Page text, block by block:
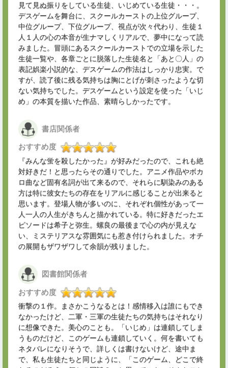
見て見ぬ振りをしている生徒、いじめている生徒・・・。
デスゲームを舞台に、スクールカーストの上位グループ、
中位グループ、下位グループ、視点が次々代わり、生徒１
人１人の心の本音が生ナマしくリアルで、夢中になって読
みました。冒頭にあるスクールカーストでの立場を示した
生徒一覧や、各章ごとに脱落した生徒名と「あと〇人」の
表記娯楽小説的な、デスゲームの作法はしっかり忠実。で
すが、読了後に残る気持ちは胸にとげが刺さったような切
ない気持ちでした。デスゲームという設定を使った「いじ
め」の本質を描いた作品、素晴らしかったです。
書店関係者
おすすめ度
『みんな蛍を殺したかった』が好みだったので、これも絶
対好きだ！と思ったらその通りでした。アニメ作品やボカ
ロ曲など固有名詞が出て来るので、それらに馴染みのある
方は特に彼女たちの存在をリアルに感じることが出来ると
思います。登場人物が多いのに、それぞれ個性があって一
人一人の人生がきちんと描かれている。特に好きだったエ
ピソードは希子と弥生。螺良の最後まで心の内が見えな
い、ミステリアスな雰囲気にも惹き付けられました。オチ
の展開もザワザワして余韻が残りました。
図書館関係者
おすすめ度
衝撃の１作。まさかこうなるとは！感情移入は誰にもでき
なかったけど、二軍・三軍の生徒たちの気持ちはそれなり
に想像できた。美心のことも。「いじめ」は連鎖してしま
うものだけど、このゲームも連鎖していく。何を書いても
ネタバレになりそうで、詳しくは書けないけど、途中ま
で、私も生徒たちと同じように、「このゲーム、どこで終